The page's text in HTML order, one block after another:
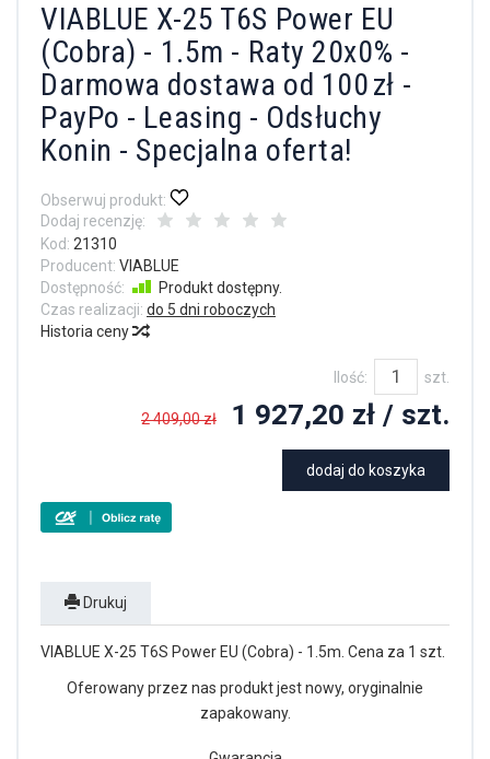
VIABLUE X-25 T6S Power EU
(Cobra) - 1.5m - Raty 20x0% -
Darmowa dostawa od 100 zł -
PayPo - Leasing - Odsłuchy
Konin - Specjalna oferta!
Obserwuj produkt:
Dodaj recenzję:
Kod: 21310
Producent: VIABLUE
Dostępność:
Produkt dostępny.
Czas realizacji: do 5 dni roboczych
Historia ceny
Ilość: szt.
2 409,00 zł 1 927,20 zł / szt.
dodaj do koszyka
Drukuj
VIABLUE X-25 T6S Power EU (Cobra) - 1.5m. Cena za 1 szt.
Oferowany przez nas produkt jest nowy, oryginalnie
zapakowany.